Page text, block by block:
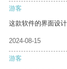
游客
这款软件的界面设
2024-08-15
游客